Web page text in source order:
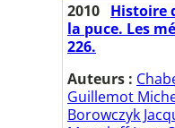
2010 Histoire
la puce. Les
226.
Auteurs :
Guillemot
Borowczyk